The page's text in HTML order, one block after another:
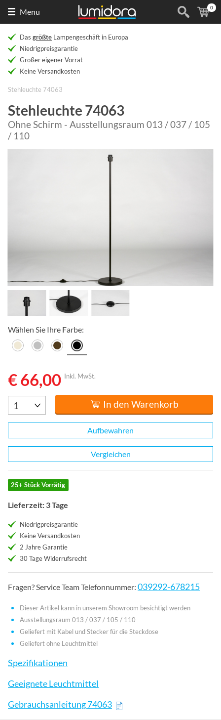
Menu (
0
Das größte Lampengeschäft in Europa
Niedrigpreisgarantie
Großer eigener Vorrat
Keine Versandkosten
Stehleuchte 74063
Stehleuchte 74063
Ohne Schirm - Ausstellungsraum 013 / 037 / 105
/ 110
Wählen Sie Ihre Farbe:
€ 66,00 Inkl. MwSt.
In den Warenkorb
Aufbewahren
Vergleichen
25+ Stück Vorrätig
Lieferzeit: 3 Tage
Niedrigpreisgarantie
Keine Versandkosten
2 Jahre Garantie
30 Tage Widerrufsrecht
Fragen? Service Team Telefonnummer: 039292-678215
Dieser Artikel kann in unserem Showroom besichtigt werden
Ausstellungsraum 013 / 037 / 105 / 110
Geliefert mit Kabel und Stecker für die Steckdose
Geliefert ohne Leuchtmittel
Spezifikationen
Geeignete Leuchtmittel
Gebrauchsanleitung 74063